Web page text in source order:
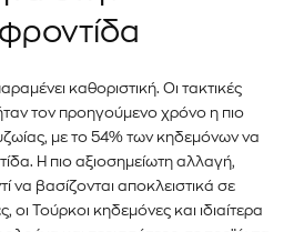
και
πρώτοι για τα νέα
εξελίξεις της
καθοριστική. Οι τακτικές
τον προηγούμενο χρόνο η πιο
με το 54% των κηδεμόνων να
Η πιο αξιοσημείωτη αλλαγή,
να βασίζονται αποκλειστικά σε
οι Τούρκοι κηδεμόνες και ιδιαίτερα